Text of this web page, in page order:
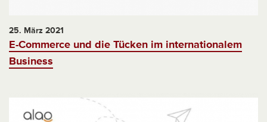
25. März 2021
E-Commerce und die Tücken im internationalem
Business